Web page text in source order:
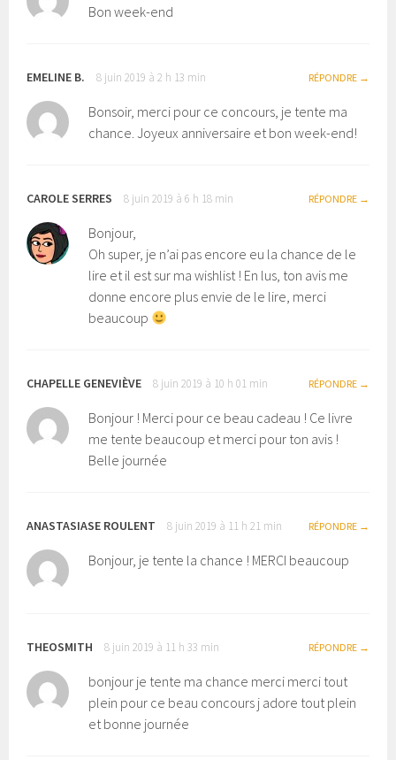
Bon week-end
EMELINE B. 8 juin 2019 à 2 h 13 min RÉPONDRE
Bonsoir, merci pour ce concours, je tente ma
chance. Joyeux anniversaire et bon week-end!
CAROLE SERRES 8 juin 2019 à 6 h 18 min RÉPONDRE
Bonjour,
Oh super, je n’ai pas encore eu la chance de le
lire et il est sur ma wishlist ! En lus, ton avis me
donne encore plus envie de le lire, merci
beaucoup
CHAPELLE GENEVIÈVE 8 juin 2019 à 10 h 01 min RÉPONDRE
Bonjour ! Merci pour ce beau cadeau ! Ce livre
me tente beaucoup et merci pour ton avis !
Belle journée
ANASTASIASE ROULENT 8 juin 2019 à 11 h 21 min RÉPONDRE
Bonjour, je tente la chance ! MERCI beaucoup
THEOSMITH 8 juin 2019 à 11 h 33 min RÉPONDRE
bonjour je tente ma chance merci merci tout
plein pour ce beau concours j adore tout plein
et bonne journée